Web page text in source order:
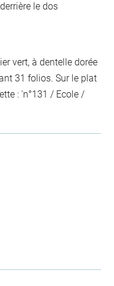
le dos
vert, à dentelle dorée
31 folios. Sur le plat
: 'n°131 / Ecole /